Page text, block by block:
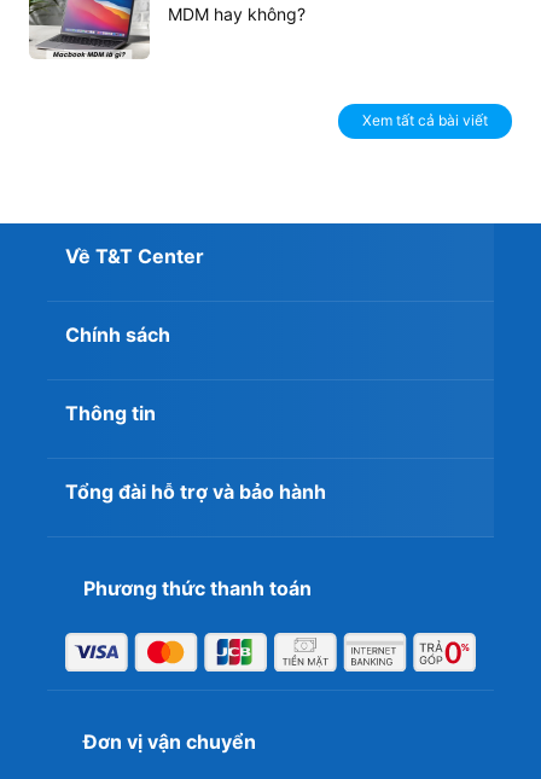
T&T Center hoặc gọihotline 0898.143.789để được hỗ
trợ nhanh chóng. Luôn mang đến cho khách hàng những
lâu, đến vớiT&T Centerbạn sẽ sở hữu siêu phẩm iPad
2024 với giá tốt nhất thị trường.
MDM hay không?
Xem tất cả bài viết
Về T&T Center
Chính sách
Thông tin
Tổng đài hỗ trợ và bảo hành
Phương thức thanh toán
Đơn vị vận chuyển